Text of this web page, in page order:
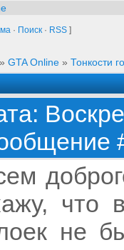
· Поиск · RSS ]
» GTA Online » Тонкости
что
не